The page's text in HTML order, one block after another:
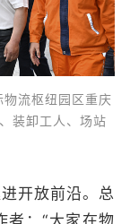
流枢纽园区重庆
装卸工人、场站
开放前沿。总
者：“大家在物